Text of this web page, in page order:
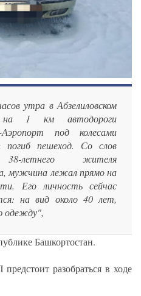
утра в Абзелиловском
1 км автодороги
Аэропорт под колесами
погиб пешеход. Со слов
летнего жителя
мужчина лежал прямо на
Его личность сейчас
на вид около 40 лет,
одежду",
Башкортостан.
разобраться в ходе